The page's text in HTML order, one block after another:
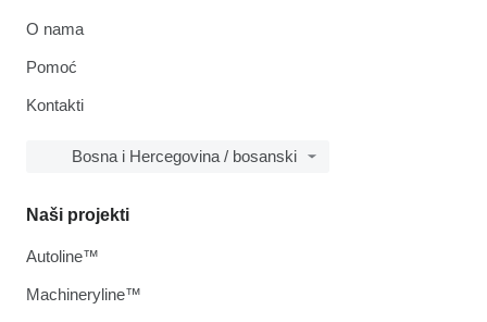
O nama
Pomoć
Kontakti
Bosna i Hercegovina / bosanski
Naši projekti
Autoline™
Machineryline™